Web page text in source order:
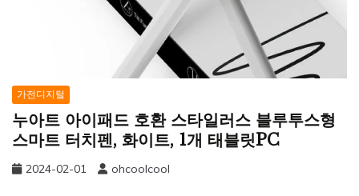
가전디지털
누아트 아이패드 호환 스타일러스 블루투스형
스마트 터치펜, 화이트, 1개 태블릿PC
2024-02-01 ohcoolcool